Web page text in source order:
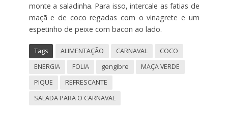
monte a saladinha. Para isso, intercale as fatias de
maçã e de coco regadas com o vinagrete e um
espetinho de peixe com bacon ao lado.
Tags ALIMENTAÇÃO CARNAVAL
COCO
ENERGIA
FOLIA gengibre
MAÇA VERDE
PIQUE
REFRESCANTE
SALADA PARA O CARNAVAL